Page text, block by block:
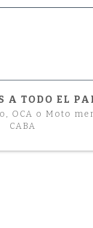
A TODO EL
OCA o Moto
CABA